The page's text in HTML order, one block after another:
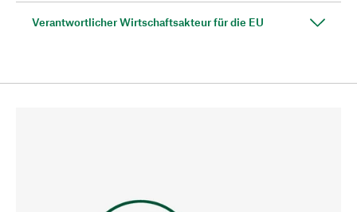
Verantwortlicher Wirtschaftsakteur für die EU